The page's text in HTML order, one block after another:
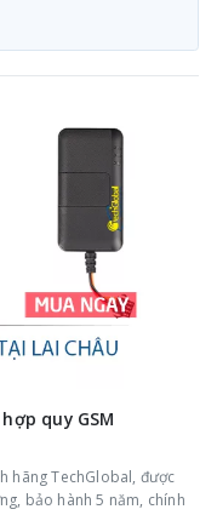
quy GSM
hãng TechGlobal, được
bảo hành 5 năm, chính